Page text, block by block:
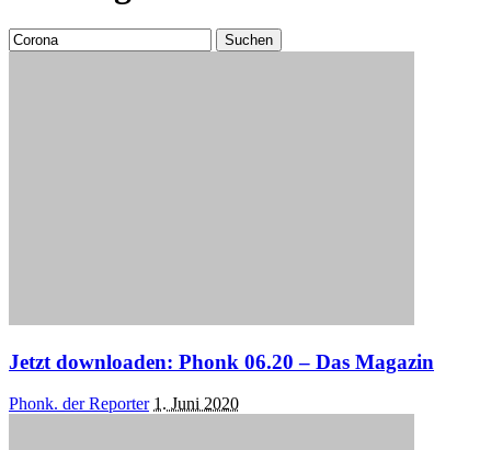
Suchen
nach:
Jetzt downloaden: Phonk 06.20 – Das Magazin
Posted
Phonk. der Reporter 1. Juni 2020